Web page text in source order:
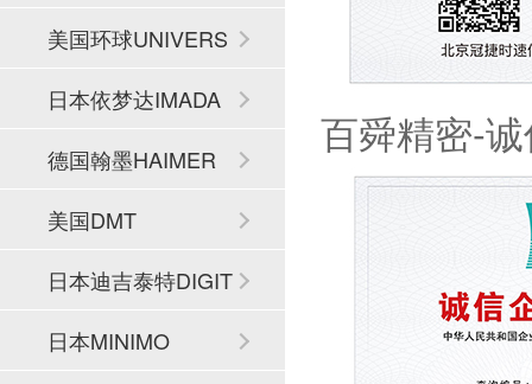
百舜精密-
美国环球UNIVERS
AL
日本依梦达IMADA
德国翰墨HAIMER
美国DMT
日本迪吉泰特DIGIT
ECH
日本MINIMO